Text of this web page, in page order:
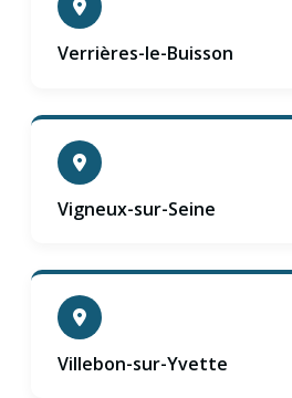
Verrières-le-Buisson
Vigneux-sur-Seine
Villebon-sur-Yvette